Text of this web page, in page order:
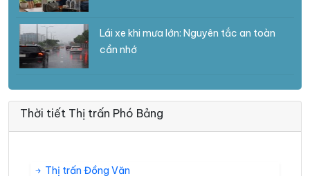
Lái xe khi mưa lớn: Nguyên tắc an toàn
cần nhớ
Thời tiết Thị trấn Phó Bảng
Thị trấn Đồng Văn